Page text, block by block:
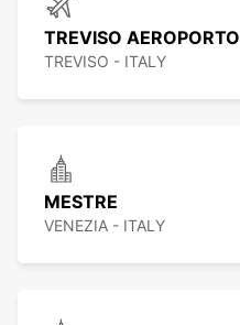
TREVISO AEROPORTO
TREVISO - ITALY
MESTRE
VENEZIA - ITALY